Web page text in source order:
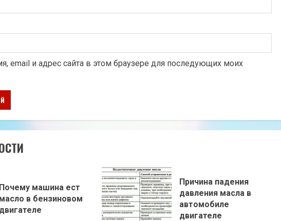
email и адрес сайта в этом браузере для последующих моих
Почему машина ест
масло в бензиновом
двигателе
Причина падения
давления масла в
автомобиле
двигателе